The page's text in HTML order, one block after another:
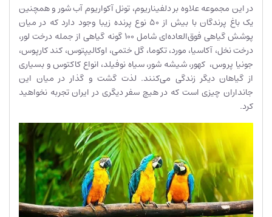
در این مجموعه علاوه بر دلفیناریوم، تونل آکواریوم آب شور و همچنین
یک باغ پرندگان با بیش از 50 نوع پرنده زیبا وجود دارد که در میان
پوشش گیاهی فوق‌العاده‌ای شامل 100 گونه گیاهی از جمله درخت لور،
درخت نخل، آکاسیا، مورد، تکوما، گل ختمی، اوکالیپتوس، کند کارپوس،
جونیا پروس، کهور، شیشه شور، سیاه نوفیلد، انواع کاکتوس و بسیاری
از گیاهان دیگر زندگی می‌کنند. لذت گشت و گذار در میان این
جانداران چیزی است که در هیچ سفر دیگری در ایران تجربه نخواهید
کرد.